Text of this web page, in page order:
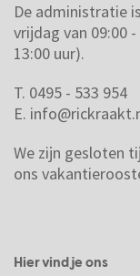
De administratie
vrijdag van 09:00
13:00 uur).
T. 0495 - 533 954
E.
We zijn gesloten
ons
Hier vind je ons